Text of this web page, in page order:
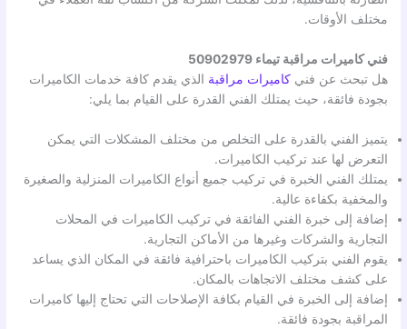
مختلف الأوقات.
فني كاميرات مراقبة تيماء 50902979
هل تبحث عن فنيكاميرات مراقبة الذي يقدم كافة خدمات الكاميرات
بجودة فائقة، حيث يمتلك الفني القدرة على القيام بما يلي:
يتميز الفني بالقدرة على التخلص من مختلف المشكلات التي يمكن
التعرض لها عند تركيب الكاميرات.
يمتلك الفني الخبرة في تركيب جميع أنواع الكاميرات المنزلية والصغيرة
والمخفية بكفاءة عالية.
إضافة إلى خبرة الفني الفائقة في تركيب الكاميرات في المحلات
التجارية والشركات وغيرها من الأماكن التجارية.
يقوم الفني بتركيب الكاميرات باحترافية فائقة في المكان الذي يساعد
على كشف مختلف الاتجاهات بالمكان.
إضافة إلى الخبرة في القيام بكافة الإصلاحات التي تحتاج إليها كاميرات
المراقبة بجودة فائقة.